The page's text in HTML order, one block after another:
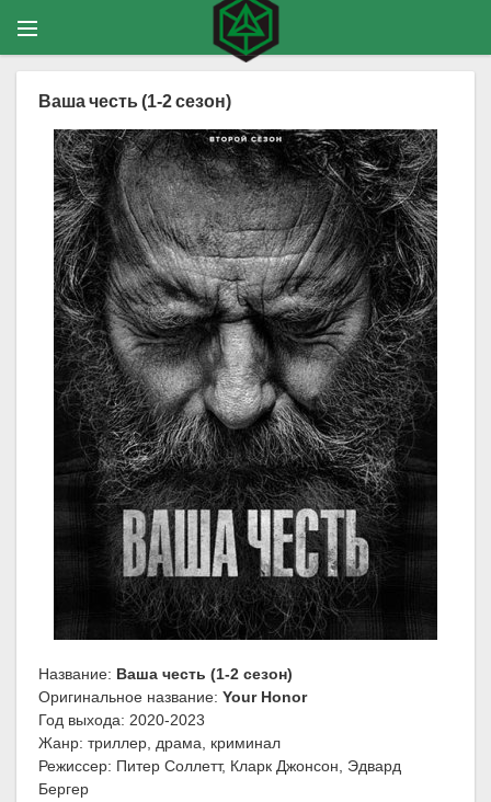
Ваша честь (1-2 сезон)
Название: Ваша честь (1-2 сезон)
Оригинальное название: Your Honor
Год выхода: 2020-2023
Жанр: триллер, драма, криминал
Режиссер: Питер Соллетт, Кларк Джонсон, Эдвард
Бергер